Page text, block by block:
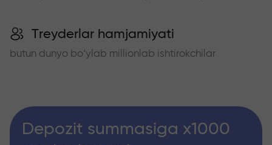
Treyderlar hamjamiyati
butun dunyo bo‘ylab millionlab ishtirokchilar
Depozit summasiga x1000